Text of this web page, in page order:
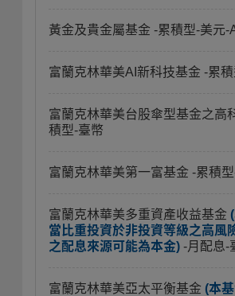
黃金及貴金屬基金 -累積型-美元-
富蘭克林華美AI新科技基金 -累
富蘭克林華美台股傘型基金之高
積型-臺幣
富蘭克林華美第一富基金 -累積
富蘭克林華美多重資產收益基金
當比重投資於非投資等級之高風
之配息來源可能為本金) -月配息-
富蘭克林華美亞太平衡基金 (本